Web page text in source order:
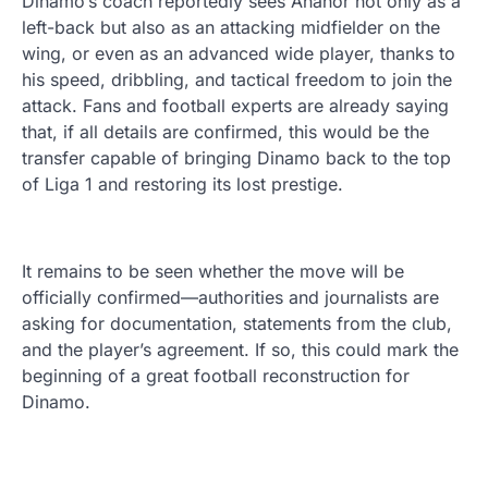
left-back but also as an attacking midfielder on the
wing, or even as an advanced wide player, thanks to
his speed, dribbling, and tactical freedom to join the
attack. Fans and football experts are already saying
that, if all details are confirmed, this would be the
transfer capable of bringing Dinamo back to the top
of Liga 1 and restoring its lost prestige.
It remains to be seen whether the move will be
officially confirmed—authorities and journalists are
asking for documentation, statements from the club,
and the player’s agreement. If so, this could mark the
beginning of a great football reconstruction for
Dinamo.